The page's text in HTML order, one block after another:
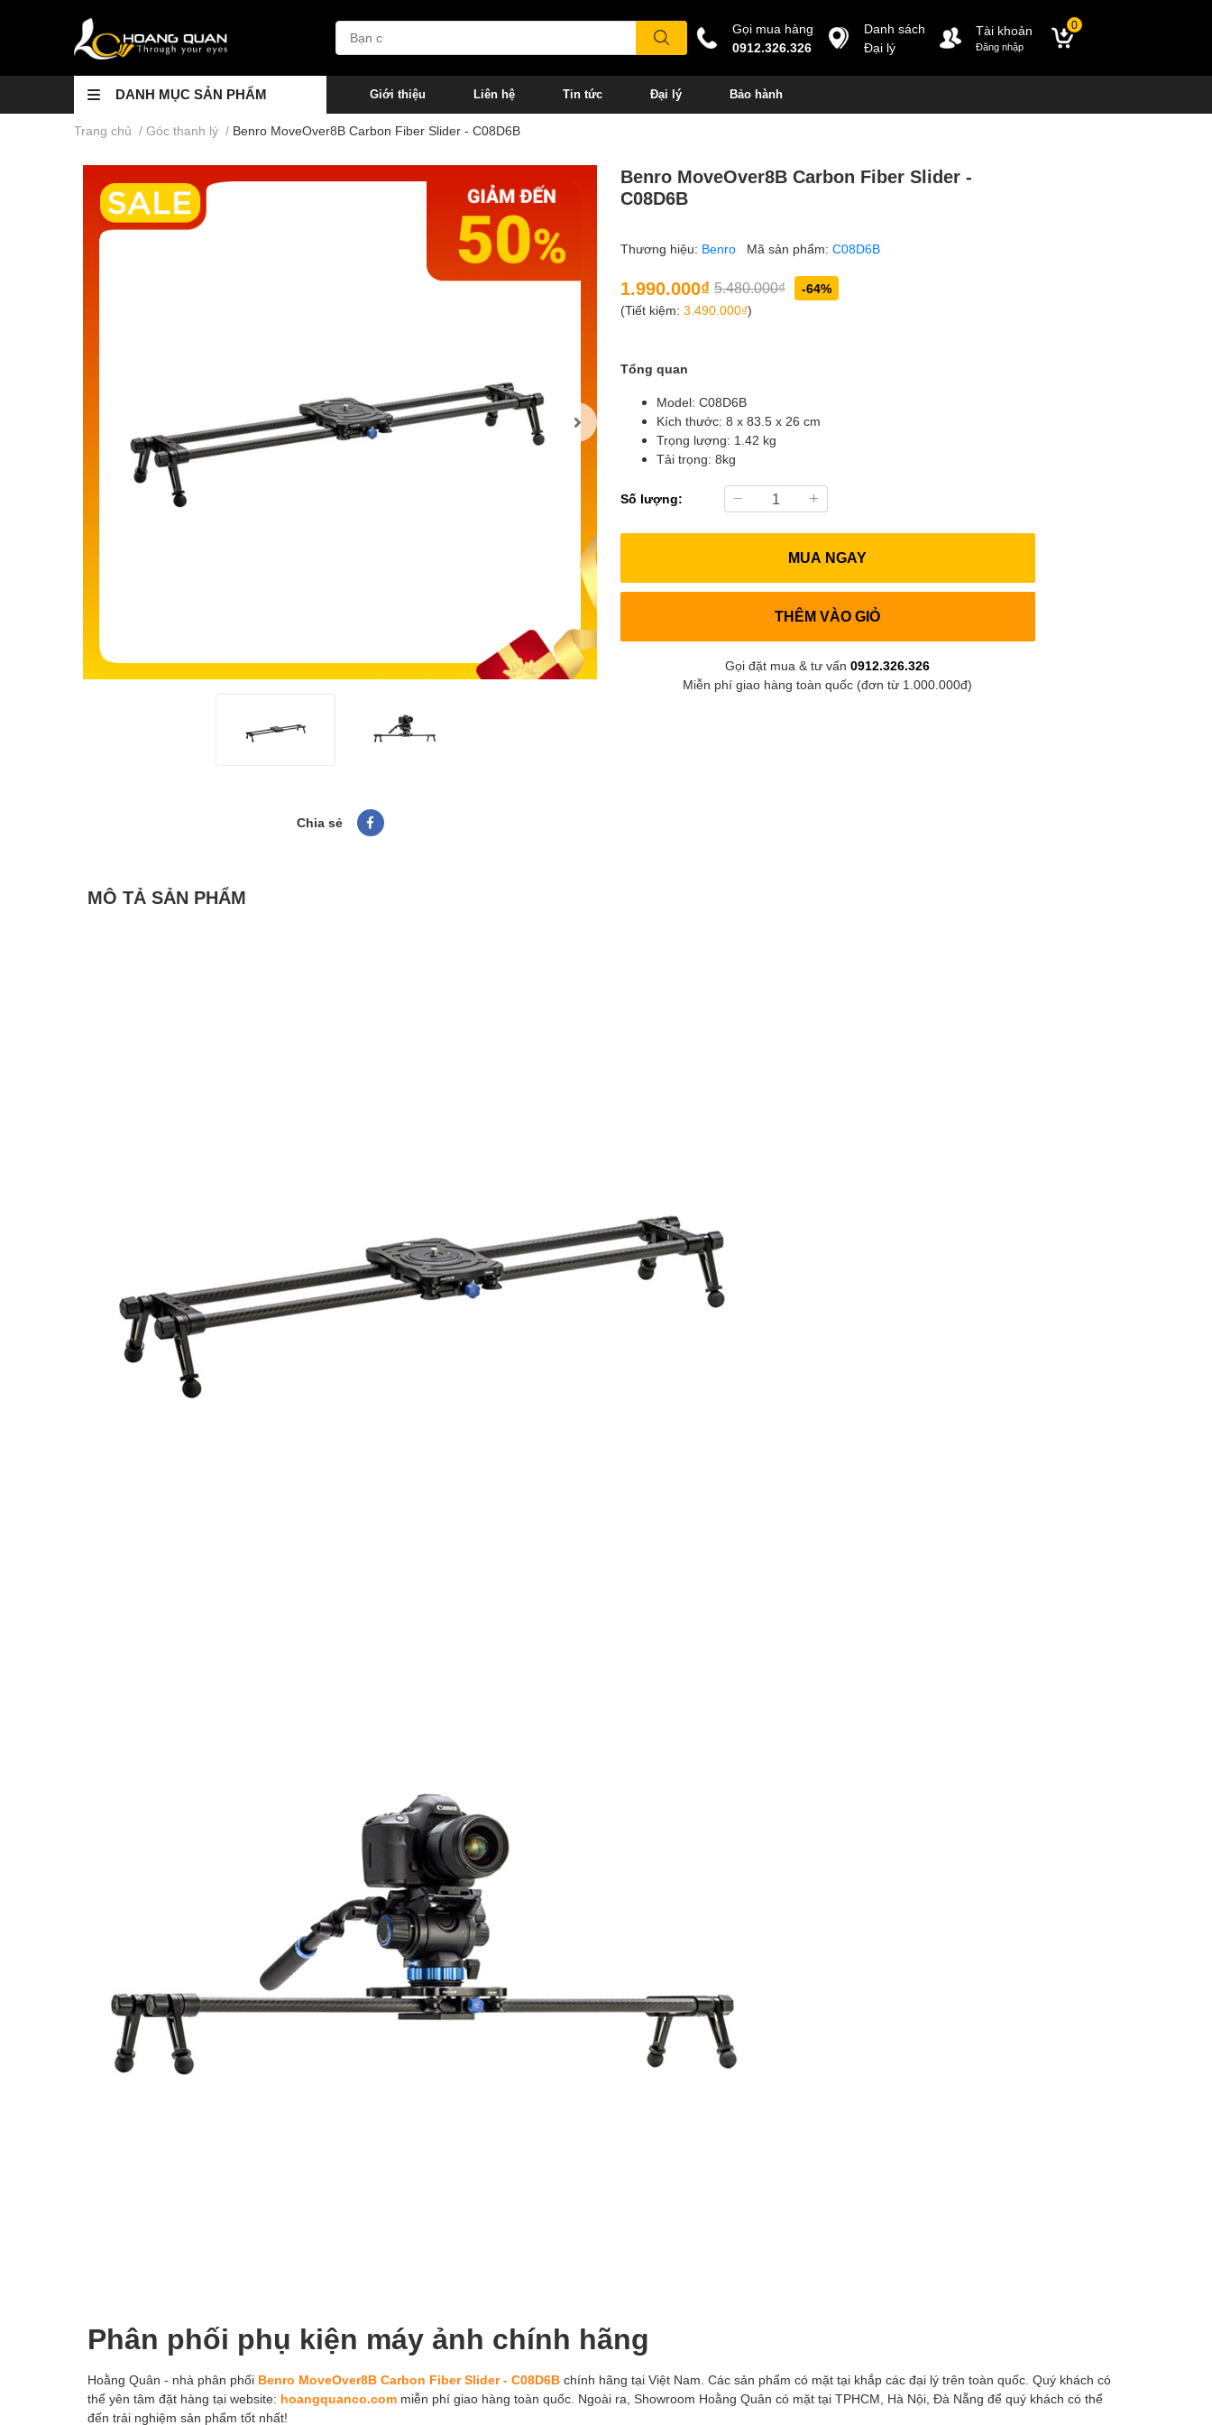
Gọi mua hàng
0912.326.326
Danh sách
Đại lý
Tài khoản
Đăng nhập
0
DANH MỤC SẢN PHẨM Giới thiệu Liên hệ Tin tức Đại lý Bảo hành
Trang chủ / Góc thanh lý / Benro MoveOver8B Carbon Fiber Slider - C08D6B
Chia sẻ
Benro MoveOver8B Carbon Fiber Slider -
C08D6B
Thương hiệu: Benro Mã sản phẩm: C08D6B
1.990.000₫ 5.480.000₫
-64%
(Tiết kiệm: 3.490.000₫)
Tổng quan
Model: C08D6B
Kích thước: 8 x 83.5 x 26 cm
Trọng lượng: 1.42 kg
Tải trọng: 8kg
Số lượng:
MUA NGAY
THÊM VÀO GIỎ
Gọi đặt mua & tư vấn0912.326.326
Miễn phí giao hàng toàn quốc (đơn từ 1.000.000đ)
MÔ TẢ SẢN PHẨM
Phân phối phụ kiện máy ảnh chính hãng
Hoằng Quân - nhà phân phối Benro MoveOver8B Carbon Fiber Slider - C08D6B chính hãng tại Việt Nam. Các sản phẩm có mặt tại khắp các đại lý trên toàn quốc. Quý khách có
thể yên tâm đặt hàng tại website: hoangquanco.com miễn phí giao hàng toàn quốc. Ngoài ra, Showroom Hoằng Quân có mặt tại TPHCM, Hà Nội, Đà Nẵng để quý khách có thể
đến trải nghiệm sản phẩm tốt nhất!